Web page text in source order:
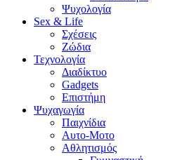
Ψυχολογία
Sex & Life
Σχέσεις
Ζώδια
Τεχνολογία
Διαδίκτυο
Gadgets
Επιστήμη
Ψυχαγωγία
Παιχνίδια
Αυτο-Μοτο
Αθλητισμός